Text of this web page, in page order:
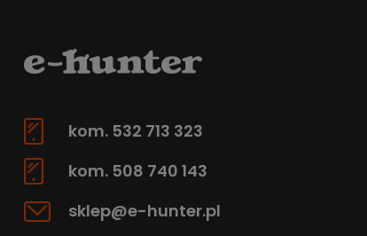
kom. 532 713 323
kom. 508 740 143
sklep@e-hunter.pl